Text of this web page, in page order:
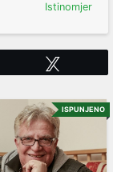
Istinomjer
ISPUNJENO